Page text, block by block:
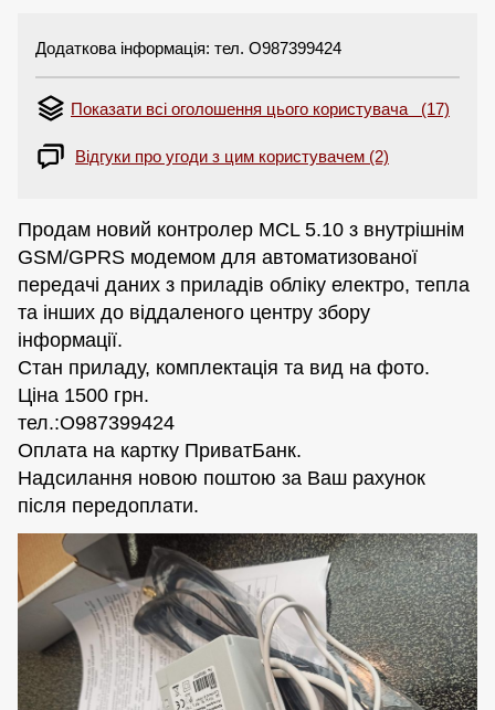
Додаткова інформація: тел. О987399424
Показати всі оголошення цього користувача (17)
Відгуки про угоди з цим користувачем (2)
Продам новий контролер MCL 5.10 з внутрішнім
GSM/GPRS модемом для автоматизованої
передачі даних з приладів обліку електро, тепла
та інших до віддаленого центру збору
інформації.
Стан приладу, комплектація та вид на фото.
Ціна 1500 грн.
тел.:О987399424
Оплата на картку ПриватБанк.
Надсилання новою поштою за Ваш рахунок
після передоплати.